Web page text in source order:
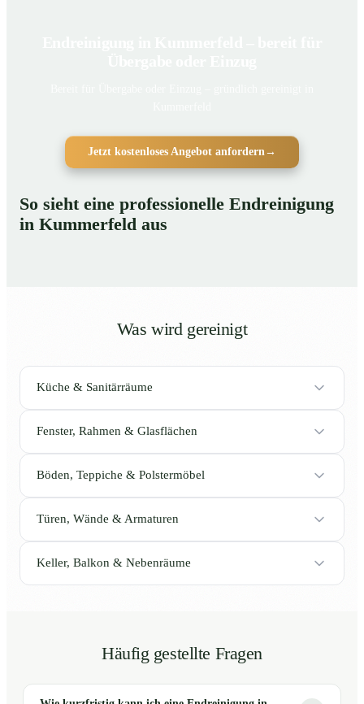
Jetzt kostenloses Angebot anfordern →
So sieht eine professionelle Endreinigung
in Kummerfeld aus
Was wird gereinigt
Küche & Sanitärräume
Fenster, Rahmen & Glasflächen
Böden, Teppiche & Polstermöbel
Türen, Wände & Armaturen
Keller, Balkon & Nebenräume
Häufig gestellte Fragen